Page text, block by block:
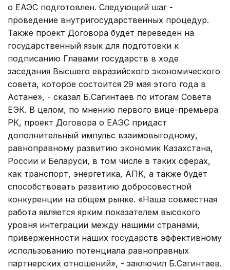
о ЕАЭС подготовлен. Следующий шаг -
проведение внутригосударственных процедур.
Также проект Договора будет переведен на
государственный язык для подготовки к
подписанию Главами государств в ходе
заседания Высшего евразийского экономического
совета, которое состоится 29 мая этого года в
Астане», - сказал Б.Сагинтаев по итогам Совета
ЕЭК. В целом, по мнению первого вице-премьера
РК, проект Договора о ЕАЭС придаст
дополнительный импульс взаимовыгодному,
равноправному развитию экономик Казахстана,
России и Беларуси, в том числе в таких сферах,
как транспорт, энергетика, АПК, а также будет
способствовать развитию добросовестной
конкуренции на общем рынке. «Наша совместная
работа является ярким показателем высокого
уровня интеграции между нашими странами,
приверженности наших государств эффективному
использованию потенциала равноправных
партнерских отношений», - заключил Б.Сагинтаев.